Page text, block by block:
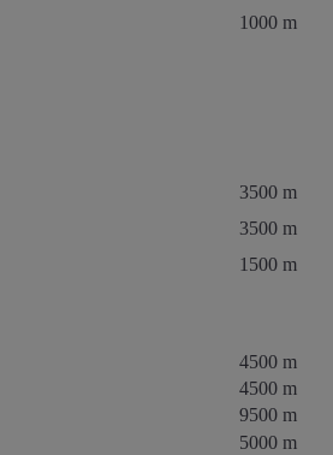
1000 m
3500 m
3500 m
1500 m
4500 m
4500 m
9500 m
5000 m